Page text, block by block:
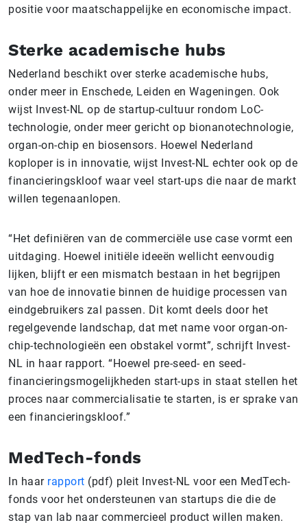
positie voor maatschappelijke en economische impact.
Sterke academische hubs
Nederland beschikt over sterke academische hubs,
onder meer in Enschede, Leiden en Wageningen. Ook
wijst Invest-NL op de startup-cultuur rondom LoC-
technologie, onder meer gericht op bionanotechnologie,
organ-on-chip en biosensors. Hoewel Nederland
koploper is in innovatie, wijst Invest-NL echter ook op de
financieringskloof waar veel start-ups die naar de markt
willen tegenaanlopen.
“Het definiëren van de commerciële use case vormt een
uitdaging. Hoewel initiële ideeën wellicht eenvoudig
lijken, blijft er een mismatch bestaan in het begrijpen
van hoe de innovatie binnen de huidige processen van
eindgebruikers zal passen. Dit komt deels door het
regelgevende landschap, dat met name voor organ-on-
chip-technologieën een obstakel vormt”, schrijft Invest-
NL in haar rapport. “Hoewel pre-seed- en seed-
financieringsmogelijkheden start-ups in staat stellen het
proces naar commercialisatie te starten, is er sprake van
een financieringskloof.”
MedTech-fonds
In haar rapport (pdf) pleit Invest-NL voor een MedTech-
fonds voor het ondersteunen van startups die die de
stap van lab naar commercieel product willen maken.